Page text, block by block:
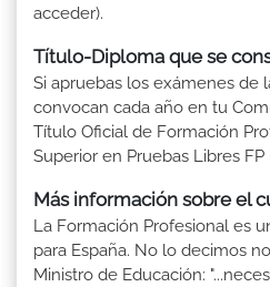
acceder).
Título-Diploma que se
Si apruebas los exámenes de
convocan cada año en tu
Título Oficial de Formación
Superior en Pruebas Libres FP
Más información sobre el
La Formación Profesional es
para España. No lo decimos
Ministro de Educación: